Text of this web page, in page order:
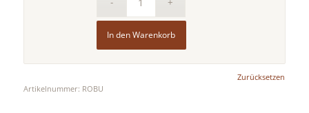
Zurücksetzen
In den Warenkorb
Artikelnummer: ROBU